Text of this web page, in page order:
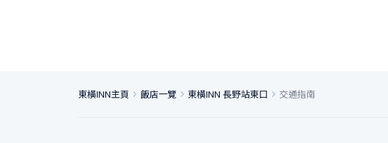
東橫INN主頁 飯店一覽 東橫INN 長野站東口 交通指南